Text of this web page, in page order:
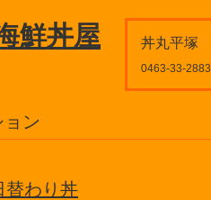
丼丸平塚
0463-33-2883
鮮丼屋
ン
替わり丼